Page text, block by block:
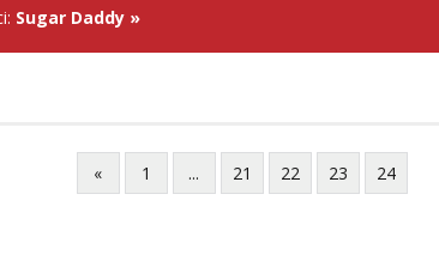
Sugar Daddy »
« 1 ... 21 22 23 24